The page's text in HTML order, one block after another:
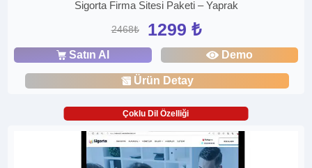
Sigorta Firma Sitesi Paketi – Yaprak
2468₺ 1299 ₺
Satın Al Demo
Ürün Detay
Çoklu Dil Özelliği